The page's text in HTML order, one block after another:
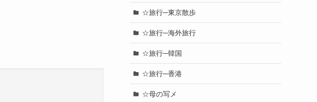
☆旅行─東京散歩
☆旅行─海外旅行
☆旅行─韓国
☆旅行─香港
☆母の写メ